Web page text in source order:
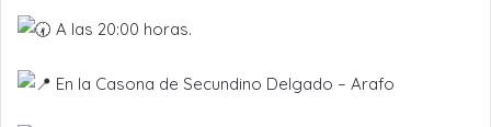
A las 20:00 horas.
En la Casona de Secundino Delgado – Arafo